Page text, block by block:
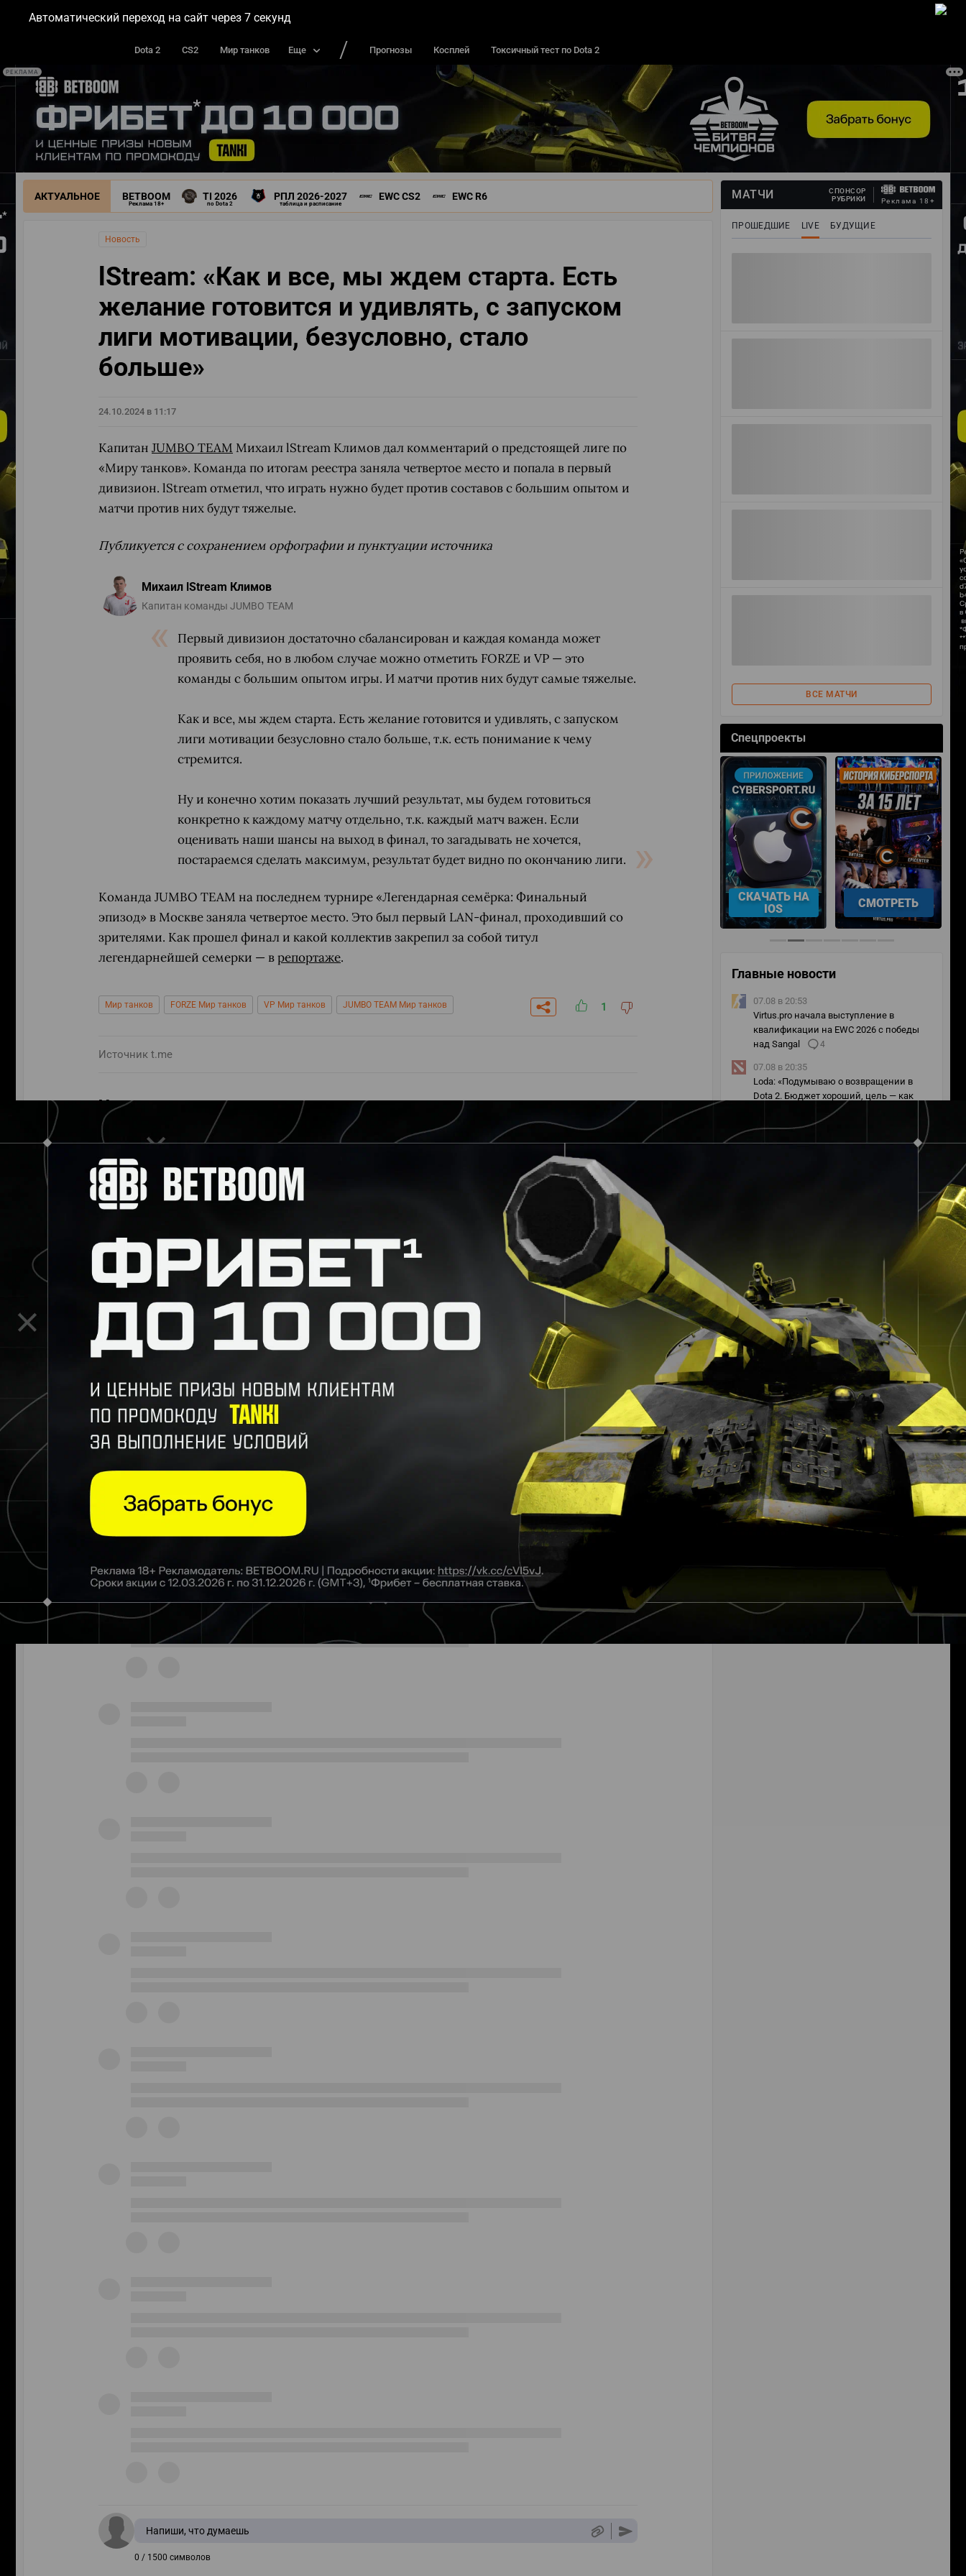
Автоматический переход на сайт через5 секунд
РЕКЛАМА
МАТЧИ ТУРНИРЫ КОМАНДЫ И ИГРОКИ ВОЙТИ
Dota 2 CS2 Мир танков Еще Прогнозы Косплей Токсичный тест по Dota 2
АКТУАЛЬНОЕ BETBOOM
Реклама 18+
TI 2026
по Dota 2
РПЛ 2026-2027
таблица и расписание
EWC CS2 EWC R6
Новость
lStream: «Как и все, мы ждем старта. Есть
желание готовится и удивлять, с запуском
лиги мотивации, безусловно, стало
больше»
24.10.2024 в 11:17
Капитан JUMBO TEAM Михаил lStream Климов дал комментарий о предстоящей лиге по
«Миру танков». Команда по итогам реестра заняла четвертое место и попала в первый
дивизион. lStream отметил, что играть нужно будет против составов с большим опытом и
матчи против них будут тяжелые.
Публикуется с сохранением орфографии и пунктуации источника
Михаил lStream Климов
Капитан команды JUMBO TEAM
Первый дивизион достаточно сбалансирован и каждая команда может
проявить себя, но в любом случае можно отметить FORZE и VP — это
команды с большим опытом игры. И матчи против них будут самые тяжелые.
Как и все, мы ждем старта. Есть желание готовится и удивлять, с запуском
лиги мотивации безусловно стало больше, т.к. есть понимание к чему
стремится.
Ну и конечно хотим показать лучший результат, мы будем готовиться
конкретно к каждому матчу отдельно, т.к. каждый матч важен. Если
оценивать наши шансы на выход в финал, то загадывать не хочется,
постараемся сделать максимум, результат будет видно по окончанию лиги.
Команда JUMBO TEAM на последнем турнире «Легендарная семёрка: Финальный
эпизод» в Москве заняла четвертое место. Это был первый LAN-финал, проходивший со
зрителями. Как прошел финал и какой коллектив закрепил за собой титул
легендарнейшей семерки — врепортаже.
Мир танков FORZE Мир танков VP Мир танков JUMBO TEAM Мир танков 1
Источник t.me
Материалы по теме
Объявлены подробности новой масштабной лиги по «Миру танков» 103
22.10
На лигу по «Миру танков» зарегистрировалась медийная команда OLD STARS с LeBwa и
EVIL_GRANNY
1
EviL_GrannY о составе OLD STARS: «Результаты неплохие, 20% побед примерно за тренировку»
23.10 IIomudop_MSK об анонсе лиги по «Миру танков»: «У всех очень много ожиданий»
МАТЧИ
СПОНСОР
РУБРИКИ
Реклама 18+
ПРОШЕДШИЕ LIVE БУДУЩИЕ
ВСЕ МАТЧИ
Спецпроекты
ПЕРЕЙТИ ВЫБРАТЬ
СКАЧАТЬ НА
СМОТРЕТЬ УЧАСТВОВАТЬ
‹ ›
Главные новости
07.08 в 20:53
Virtus.pro начала выступление в
квалификации на EWC 2026 с победы
над Sangal
4
07.08 в 20:35
Loda: «Подумываю о возвращении в
Dota 2. Бюджет хороший, цель — как
можно быстрее собрать состав уровня
19
International 2026? Выбери сильнейшую
команду и получи шанс выиграть PS5!
07.08 в 18:42
Vasilisa или by_Owl — кому
принадлежит твое сердечко? Участвуй
в битве стримеров и получи шанс
выиграть PS5
20
Комментарии
ПО ДАТЕ ПО ПОПУЛЯРНОСТИ
Напиши, что думаешь
0 / 1500 символов